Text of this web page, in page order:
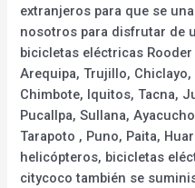
extranjeros para que se
nosotros para disfrutar de
bicicletas eléctricas
Arequipa, Trujillo,
Chimbote, Iquitos, Tacna,
Pucallpa, Sullana,
Tarapoto , Puno, Paita,
helicópteros, bicicletas
citycoco también se